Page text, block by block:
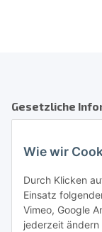
Gesetzliche
Email:
Sie benötigen
Wie wir
Durch Klicken
Einsatz
Vimeo, Google
jederzeit